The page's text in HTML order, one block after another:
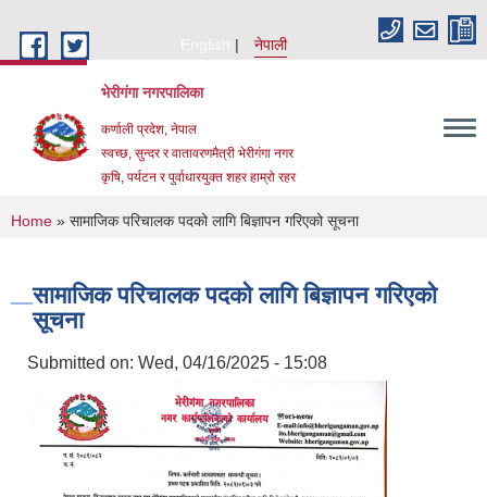
English
नेपाली
भेरीगंगा नगरपालिका
कर्णाली प्रदेश, नेपाल
स्वच्छ, सुन्दर र वातावरणमैत्री भेरीगंगा नगर
कृषि, पर्यटन र पुर्वाधारयुक्त शहर हाम्रो रहर
You are here
Home » सामाजिक परिचालक पदको लागि बिज्ञापन गरिएको सूचना
सामाजिक परिचालक पदको लागि बिज्ञापन गरिएको
सूचना
Submitted on: Wed, 04/16/2025 - 15:08